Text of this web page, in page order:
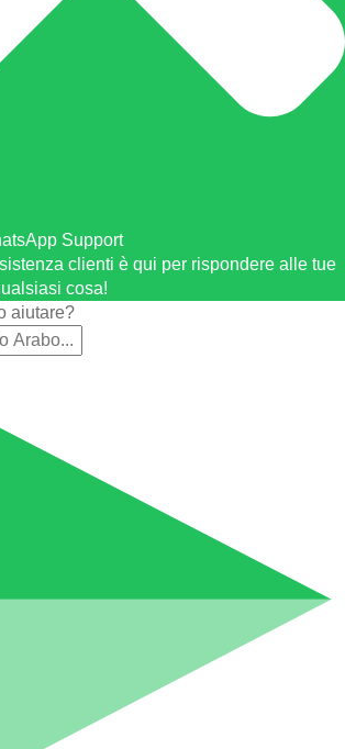
clienti è qui per rispondere alle tue
cosa!
aiutare?